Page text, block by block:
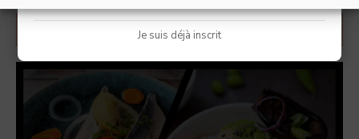
LA NEWSLETTER TF DÉBARQUE !
Je suis déjà inscrit